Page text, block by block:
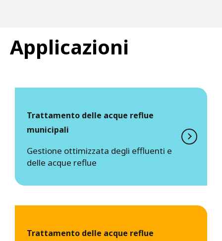
Applicazioni
Trattamento delle acque reflue
municipali
Gestione ottimizzata degli effluenti e
delle acque reflue
Trattamento delle acque reflue